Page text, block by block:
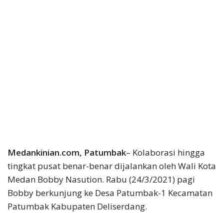
Medankinian.com, Patumbak– Kolaborasi hingga
tingkat pusat benar-benar dijalankan oleh Wali Kota
Medan Bobby Nasution. Rabu (24/3/2021) pagi
Bobby berkunjung ke Desa Patumbak-1 Kecamatan
Patumbak Kabupaten Deliserdang.